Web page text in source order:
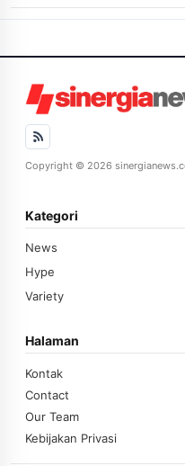
Copyright © 2026
Kategori
News
Hype
Variety
Halaman
Kontak
Contact
Our Team
Kebijakan Privasi